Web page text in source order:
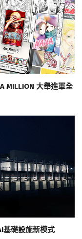
MILLION 大舉進軍全
基礎設施新模式